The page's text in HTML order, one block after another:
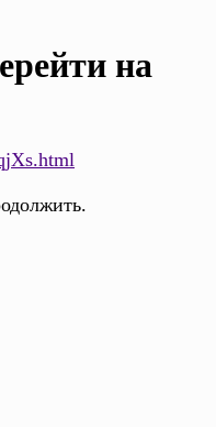
на